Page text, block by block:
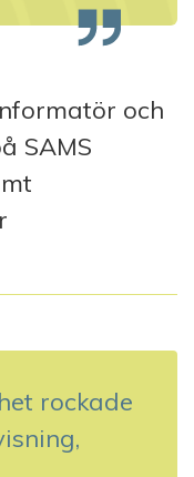
och
SAMS
rockade